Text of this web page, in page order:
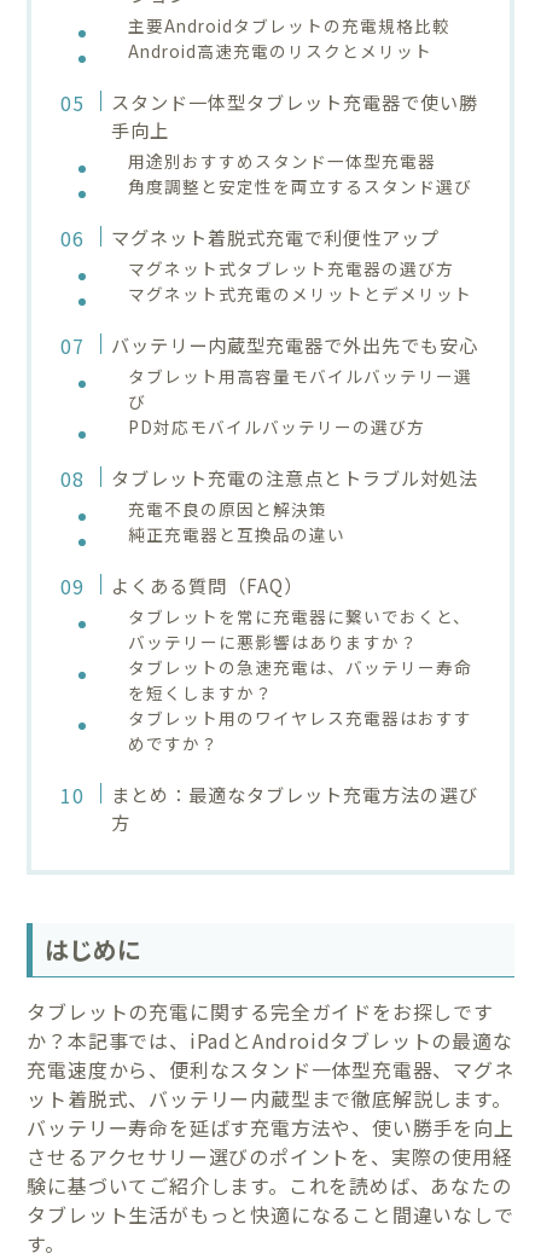
主要Androidタブレットの充電規格比較
Android高速充電のリスクとメリット
スタンド一体型タブレット充電器で使い勝
手向上
用途別おすすめスタンド一体型充電器
角度調整と安定性を両立するスタンド選び
マグネット着脱式充電で利便性アップ
マグネット式タブレット充電器の選び方
マグネット式充電のメリットとデメリット
バッテリー内蔵型充電器で外出先でも安心
タブレット用高容量モバイルバッテリー選
び
PD対応モバイルバッテリーの選び方
タブレット充電の注意点とトラブル対処法
充電不良の原因と解決策
純正充電器と互換品の違い
よくある質問（FAQ）
タブレットを常に充電器に繋いでおくと、
バッテリーに悪影響はありますか？
タブレットの急速充電は、バッテリー寿命
を短くしますか？
タブレット用のワイヤレス充電器はおすす
めですか？
まとめ：最適なタブレット充電方法の選び
方
はじめに
タブレットの充電に関する完全ガイドをお探しです
か？本記事では、iPadとAndroidタブレットの最適な
充電速度から、便利なスタンド一体型充電器、マグネ
ット着脱式、バッテリー内蔵型まで徹底解説します。
バッテリー寿命を延ばす充電方法や、使い勝手を向上
させるアクセサリー選びのポイントを、実際の使用経
験に基づいてご紹介します。これを読めば、あなたの
タブレット生活がもっと快適になること間違いなしで
す。